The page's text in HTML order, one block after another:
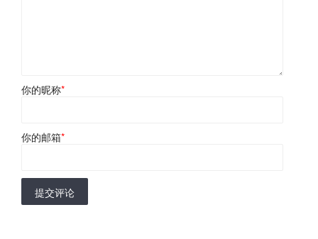
你的昵称*
你的邮箱*
提交评论